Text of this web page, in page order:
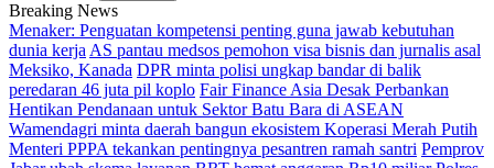
Breaking News
Menaker: Penguatan kompetensi penting guna jawab kebutuhan
dunia kerja AS pantau medsos pemohon visa bisnis dan jurnalis asal
Meksiko, Kanada DPR minta polisi ungkap bandar di balik
peredaran 46 juta pil koplo Fair Finance Asia Desak Perbankan
Hentikan Pendanaan untuk Sektor Batu Bara di ASEAN
Wamendagri minta daerah bangun ekosistem Koperasi Merah Putih
Menteri PPPA tekankan pentingnya pesantren ramah santri Pemprov